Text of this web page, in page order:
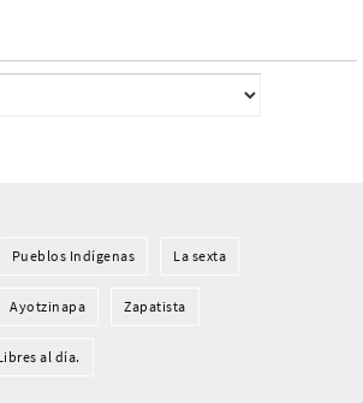
Pueblos Indí­genas La sexta
Ayotzinapa Zapatista
al día.